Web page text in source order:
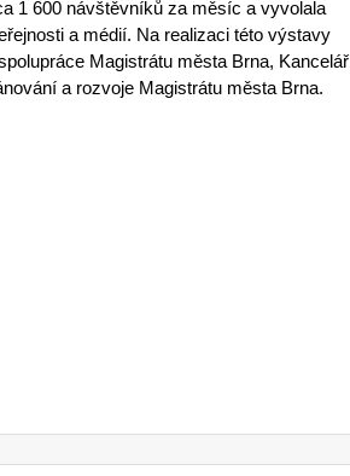
1 600 návštěvníků za měsíc a vyvolala
a médií. Na realizaci této výstavy
Magistrátu města Brna, Kancelář
a rozvoje Magistrátu města Brna.